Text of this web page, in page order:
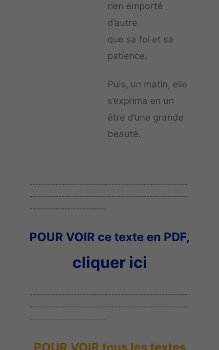
rien emporté
d’autre
que sa foi et sa
patience.
Puis, un matin, elle
s’exprima en un
être d’une grande
beauté.
------------------------------------------------------
------------------------------------------------------
--------------------------
POUR VOIR ce texte en PDF,
cliquer ici
------------------------------------------------------
------------------------------------------------------
--------------------------